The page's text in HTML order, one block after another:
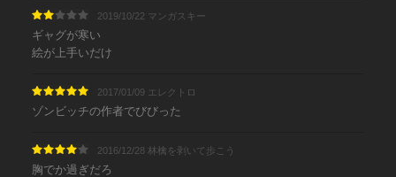
2019/10/22 マンガスキー
ギャグが寒い
絵が上手いだけ
2017/01/09 エレクトロ
ゾンビッチの作者でびびった
2016/12/28 林檎を剥いて歩こう
胸でか過ぎだろ